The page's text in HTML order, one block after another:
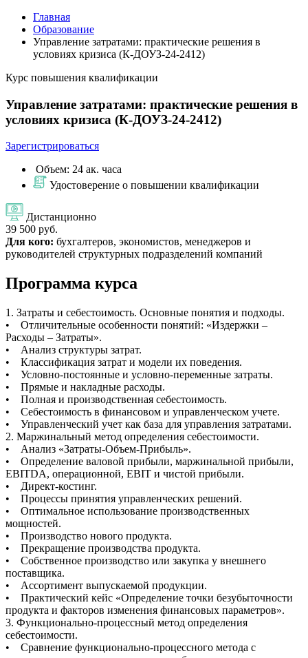
Главная
Образование
Управление затратами: практические решения в
условиях кризиса (К-ДОУЗ-24-2412)
Курс повышения квалификации
Управление затратами: практические решения в
условиях кризиса (К-ДОУЗ-24-2412)
Зарегистрироваться
Объем: 24 ак. часа
Удостоверение о повышении квалификации
Дистанционно
39 500 руб.
Для кого: бухгалтеров, экономистов, менеджеров и
руководителей структурных подразделений компаний
Программа курса
1. Затраты и себестоимость. Основные понятия и подходы.
• Отличительные особенности понятий: «Издержки –
Расходы – Затраты».
• Анализ структуры затрат.
• Классификация затрат и модели их поведения.
• Условно-постоянные и условно-переменные затраты.
• Прямые и накладные расходы.
• Полная и производственная себестоимость.
• Себестоимость в финансовом и управленческом учете.
• Управленческий учет как база для управления затратами.
2. Маржинальный метод определения себестоимости.
• Анализ «Затраты-Объем-Прибыль».
• Определение валовой прибыли, маржинальной прибыли,
EBITDA, операционной, EBIT и чистой прибыли.
• Директ-костинг.
• Процессы принятия управленческих решений.
• Оптимальное использование производственных
мощностей.
• Производство нового продукта.
• Прекращение производства продукта.
• Собственное производство или закупка у внешнего
поставщика.
• Ассортимент выпускаемой продукции.
• Практический кейс «Определение точки безубыточности
продукта и факторов изменения финансовых параметров».
3. Функционально-процессный метод определения
себестоимости.
• Сравнение функционально-процессного метода с